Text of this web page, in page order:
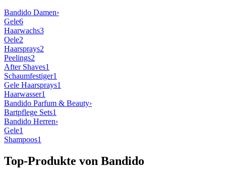
Bandido Damen›
Gele6
Haarwachs3
Oele2
Haarsprays2
Peelings2
After Shaves1
Schaumfestiger1
Gele Haarsprays1
Haarwasser1
Bandido Parfum & Beauty›
Bartpflege Sets1
Bandido Herren›
Gele1
Shampoos1
Top-Produkte von Bandido